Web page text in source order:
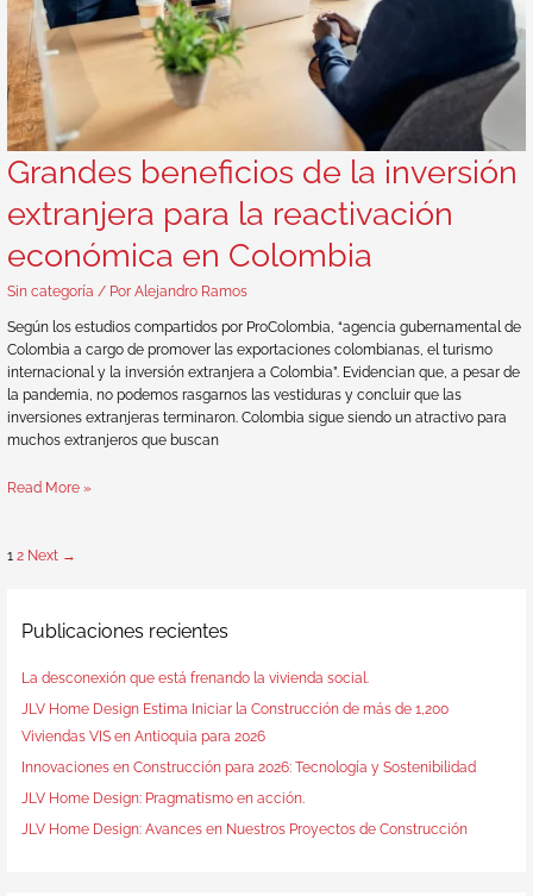
Grandes beneficios de la inversión
extranjera para la reactivación
económica en Colombia
Sin categoría / PorAlejandro Ramos
Según los estudios compartidos por ProColombia, “agencia gubernamental de
Colombia a cargo de promover las exportaciones colombianas, el turismo
internacional y la inversión extranjera a Colombia”. Evidencian que, a pesar de
la pandemia, no podemos rasgarnos las vestiduras y concluir que las
inversiones extranjeras terminaron. Colombia sigue siendo un atractivo para
muchos extranjeros que buscan
Read More »
1 2 Next →
Publicaciones recientes
La desconexión que está frenando la vivienda social.
JLV Home Design Estima Iniciar la Construcción de más de 1,200
Viviendas VIS en Antioquia para 2026
Innovaciones en Construcción para 2026: Tecnología y Sostenibilidad
JLV Home Design: Pragmatismo en acción.
JLV Home Design: Avances en Nuestros Proyectos de Construcción